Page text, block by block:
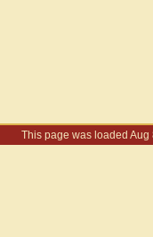
This page was loaded Aug